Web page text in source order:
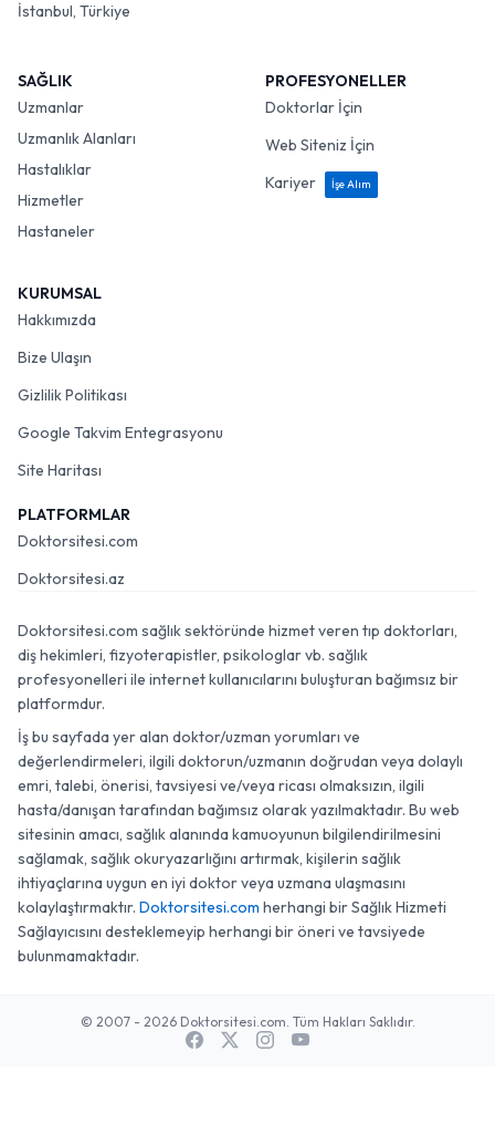
İstanbul, Türkiye
SAĞLIK
Uzmanlar
Uzmanlık Alanları
Hastalıklar
Hizmetler
Hastaneler
PROFESYONELLER
Doktorlar İçin
Web Siteniz İçin
Kariyer
İşe Alım
KURUMSAL
Hakkımızda
Bize Ulaşın
Gizlilik Politikası
Google Takvim Entegrasyonu
Site Haritası
PLATFORMLAR
Doktorsitesi.com
Doktorsitesi.az
Doktorsitesi.com sağlık sektöründe hizmet veren tıp doktorları,
diş hekimleri, fizyoterapistler, psikologlar vb. sağlık
profesyonelleri ile internet kullanıcılarını buluşturan bağımsız bir
platformdur.
İş bu sayfada yer alan doktor/uzman yorumları ve
değerlendirmeleri, ilgili doktorun/uzmanın doğrudan veya dolaylı
emri, talebi, önerisi, tavsiyesi ve/veya ricası olmaksızın, ilgili
hasta/danışan tarafından bağımsız olarak yazılmaktadır. Bu web
sitesinin amacı, sağlık alanında kamuoyunun bilgilendirilmesini
sağlamak, sağlık okuryazarlığını artırmak, kişilerin sağlık
ihtiyaçlarına uygun en iyi doktor veya uzmana ulaşmasını
kolaylaştırmaktır. Doktorsitesi.com herhangi bir Sağlık Hizmeti
Sağlayıcısını desteklemeyip herhangi bir öneri ve tavsiyede
bulunmamaktadır.
© 2007 - 2026 Doktorsitesi.com. Tüm Hakları Saklıdır.